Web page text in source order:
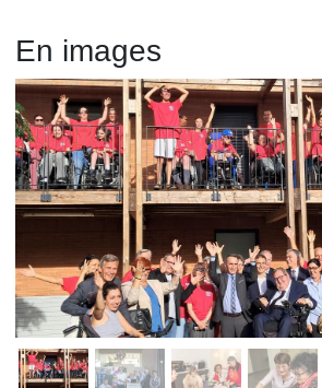
En images